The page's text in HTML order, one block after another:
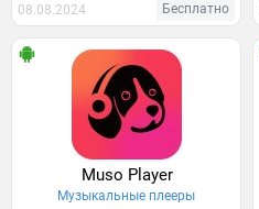
08.08.2024 Бесплатно
Muso Player
Музыкальные плееры